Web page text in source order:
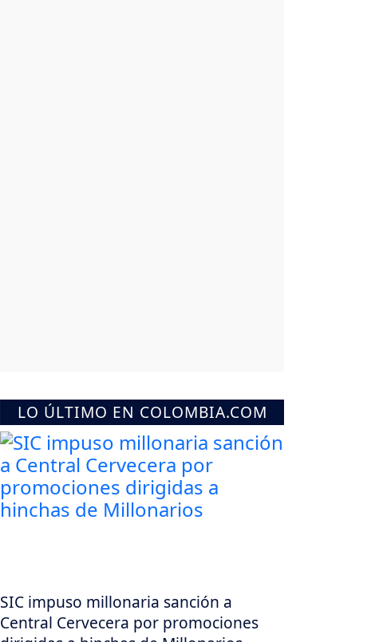
LO ÚLTIMO EN COLOMBIA.COM
SIC impuso millonaria sanción a
Central Cervecera por promociones